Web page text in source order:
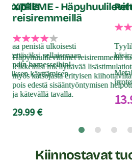
penistä ulkoisesti
sellaisenaan
harnesseihin!
käyttämisen
XTREME -
reisiremmeillä
Häpyhuulilevittimet reisiremmeillä
leikkeihisi miellyttävää
myös katsojasta erityisen
pois edestä sisääntyöntymisen
ja kätevällä tavalla.
29.99 €
Kiinnostavat